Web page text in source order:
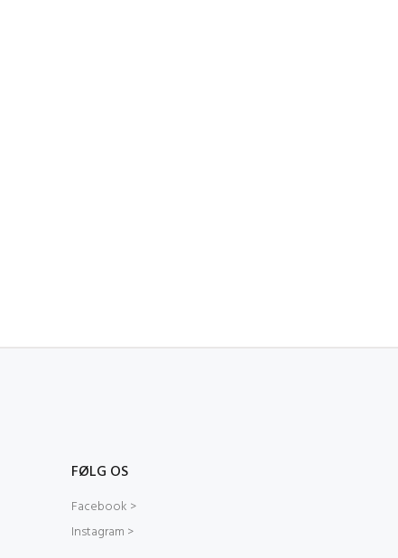
FØLG OS
Facebook >
Instagram >